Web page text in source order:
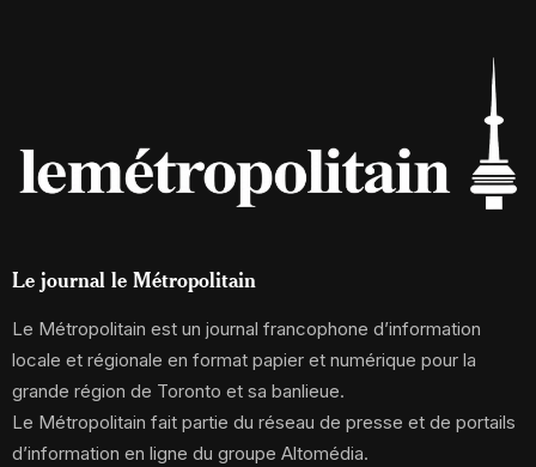
Le journal le Métropolitain
Le Métropolitain est un journal francophone d’information
locale et régionale en format papier et numérique pour la
grande région de Toronto et sa banlieue.
Le Métropolitain fait partie du réseau de presse et de portails
d’information en ligne du groupe Altomédia.